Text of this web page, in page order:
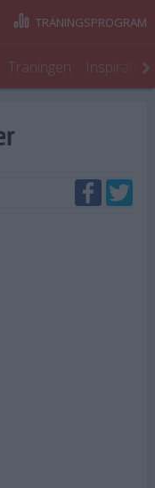
Träningen
TRÄNINGSPROGRAM